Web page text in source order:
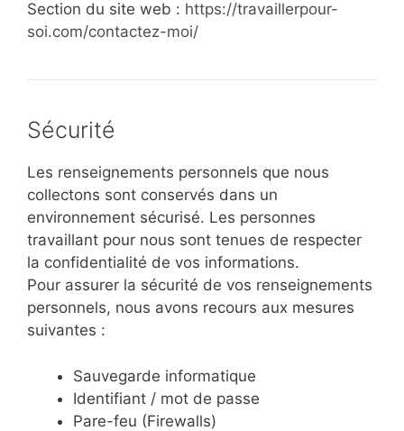
Section du site web : https://travaillerpour-
soi.com/contactez-moi/
Sécurité
Les renseignements personnels que nous
collectons sont conservés dans un
environnement sécurisé. Les personnes
travaillant pour nous sont tenues de respecter
la confidentialité de vos informations.
Pour assurer la sécurité de vos renseignements
personnels, nous avons recours aux mesures
suivantes :
Sauvegarde informatique
Identifiant / mot de passe
Pare-feu (Firewalls)